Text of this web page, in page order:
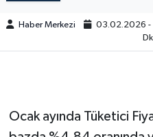
Haber Merkezi 03.02.2026 -
Dk
Ocak ayında Tüketici